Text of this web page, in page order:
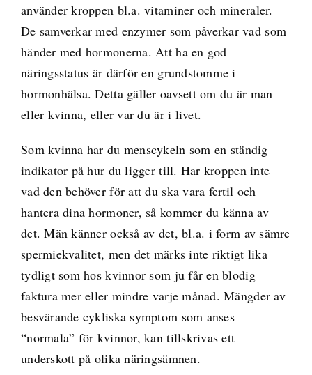
använder kroppen bl.a. vitaminer och mineraler.
De samverkar med enzymer som påverkar vad som
händer med hormonerna. Att ha en god
näringsstatus är därför en grundstomme i
hormonhälsa. Detta gäller oavsett om du är man
eller kvinna, eller var du är i livet.
Som kvinna har du menscykeln som en ständig
indikator på hur du ligger till. Har kroppen inte
vad den behöver för att du ska vara fertil och
hantera dina hormoner, så kommer du känna av
det. Män känner också av det, bl.a. i form av sämre
spermiekvalitet, men det märks inte riktigt lika
tydligt som hos kvinnor som ju får en blodig
faktura mer eller mindre varje månad. Mängder av
besvärande cykliska symptom som anses
“normala” för kvinnor, kan tillskrivas ett
underskott på olika näringsämnen.